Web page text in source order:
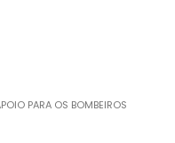
PARA OS BOMBEIROS